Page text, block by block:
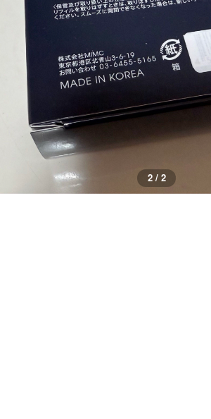
1 / 2